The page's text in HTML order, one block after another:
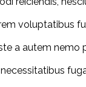
voluptatibus
a autem nemo